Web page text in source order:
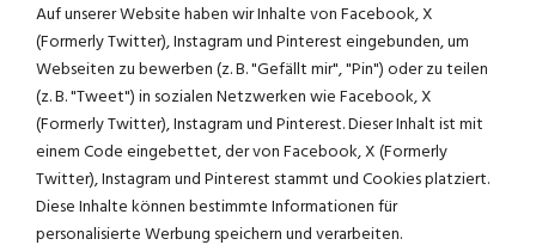
Auf unserer Website haben wir Inhalte von Facebook, X
(Formerly Twitter), Instagram und Pinterest eingebunden, um
Webseiten zu bewerben (z. B. "Gefällt mir", "Pin") oder zu teilen
(z. B. "Tweet") in sozialen Netzwerken wie Facebook, X
(Formerly Twitter), Instagram und Pinterest. Dieser Inhalt ist mit
einem Code eingebettet, der von Facebook, X (Formerly
Twitter), Instagram und Pinterest stammt und Cookies platziert.
Diese Inhalte können bestimmte Informationen für
personalisierte Werbung speichern und verarbeiten.